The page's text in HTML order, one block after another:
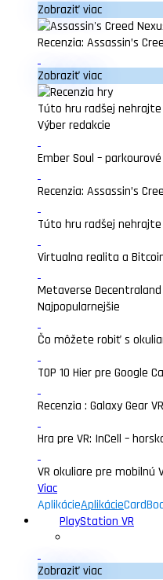
Zobraziť viac
Recenzia: Assassin’s
Zobraziť viac
Túto hru radšej
Výber redakcie
Ember Soul –
Recenzia: Assassin’s
Túto hru radšej
Virtualna realita a
Metaverse Decentraland
Najpopularnejšie
Čo môžete robiť s
TOP 10 Hier pre Google
Recenzia : Galaxy Gear
Hra pre VR: InCell –
VR okuliare pre mobilnú
Viac
AplikácieAplikácie
PlayStation VR
Zobraziť viac